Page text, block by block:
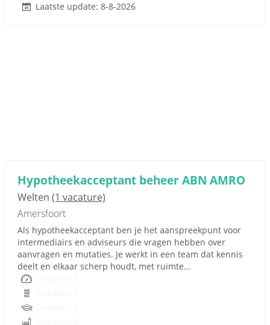
Laatste update: 8-8-2026
Hypotheekacceptant beheer ABN AMRO
Welten (1 vacature)
Amersfoort
Als hypotheekacceptant ben je het aanspreekpunt voor
intermediairs en adviseurs die vragen hebben over
aanvragen en mutaties. Je werkt in een team dat kennis
deelt en elkaar scherp houdt, met ruimte...